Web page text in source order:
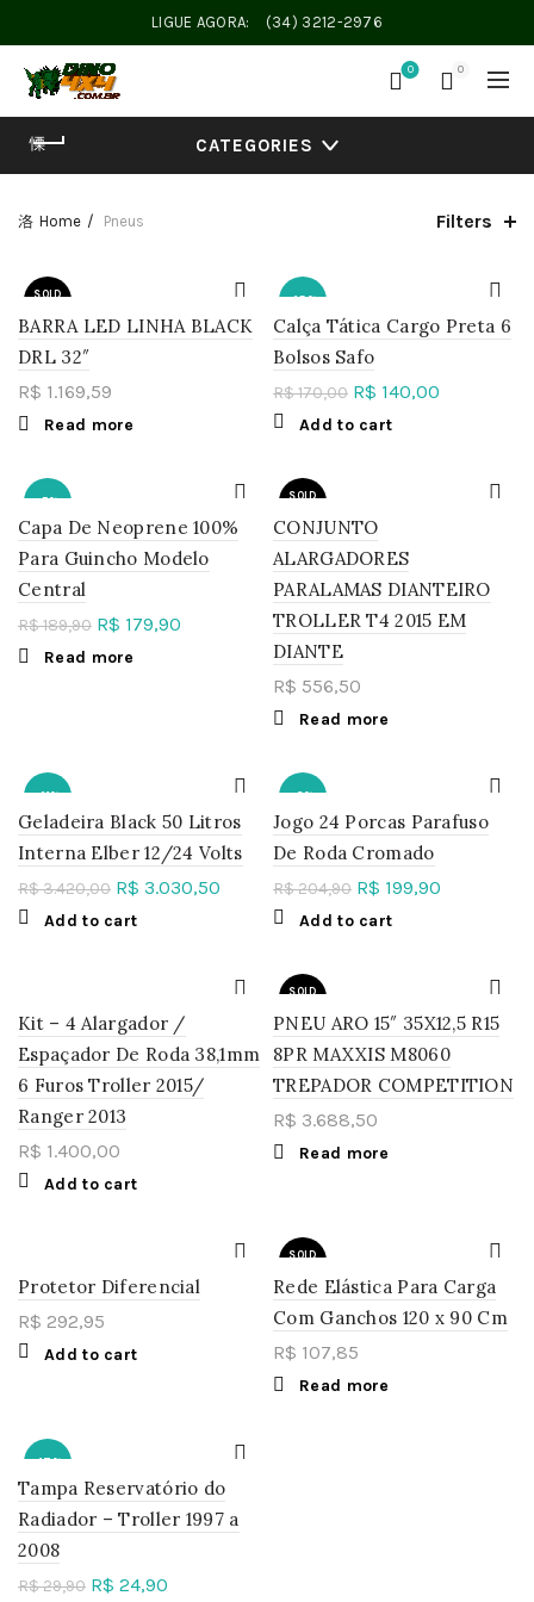
LIGUE AGORA: (34) 3212-2976
0 0
CATEGORIES
Home Pneus Filters
SOLD
BARRA LED LINHA BLACK
DRL 32″
R$ 1.169,59
Read more
-18%
Calça Tática Cargo Preta 6
Bolsos Safo
R$170,00 R$ 140,00
Add to cart
-5%
SOLD
OUT
Capa De Neoprene 100%
Para Guincho Modelo
Central
R$189,90 R$ 179,90
Read more
SOLD
CONJUNTO
ALARGADORES
PARALAMAS DIANTEIRO
TROLLER T4 2015 EM
DIANTE
R$ 556,50
Read more
-11%
Geladeira Black 50 Litros
Interna Elber 12/24 Volts
R$3.420,00 R$ 3.030,50
Add to cart
-2%
Jogo 24 Porcas Parafuso
De Roda Cromado
R$204,90 R$ 199,90
Add to cart
Kit – 4 Alargador /
Espaçador De Roda 38,1mm
6 Furos Troller 2015/
Ranger 2013
R$ 1.400,00
Add to cart
SOLD
PNEU ARO 15″ 35X12,5 R15
8PR MAXXIS M8060
TREPADOR COMPETITION
R$ 3.688,50
Read more
Protetor Diferencial
R$ 292,95
Add to cart
SOLD
Rede Elástica Para Carga
Com Ganchos 120 x 90 Cm
R$ 107,85
Read more
-17%
Tampa Reservatório do
Radiador – Troller 1997 a
2008
R$29,90 R$ 24,90